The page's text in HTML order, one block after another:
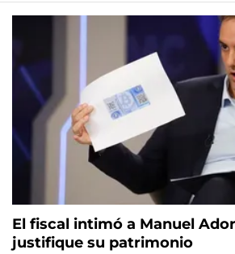
El fiscal intimó a Manuel
justifique su patrimonio